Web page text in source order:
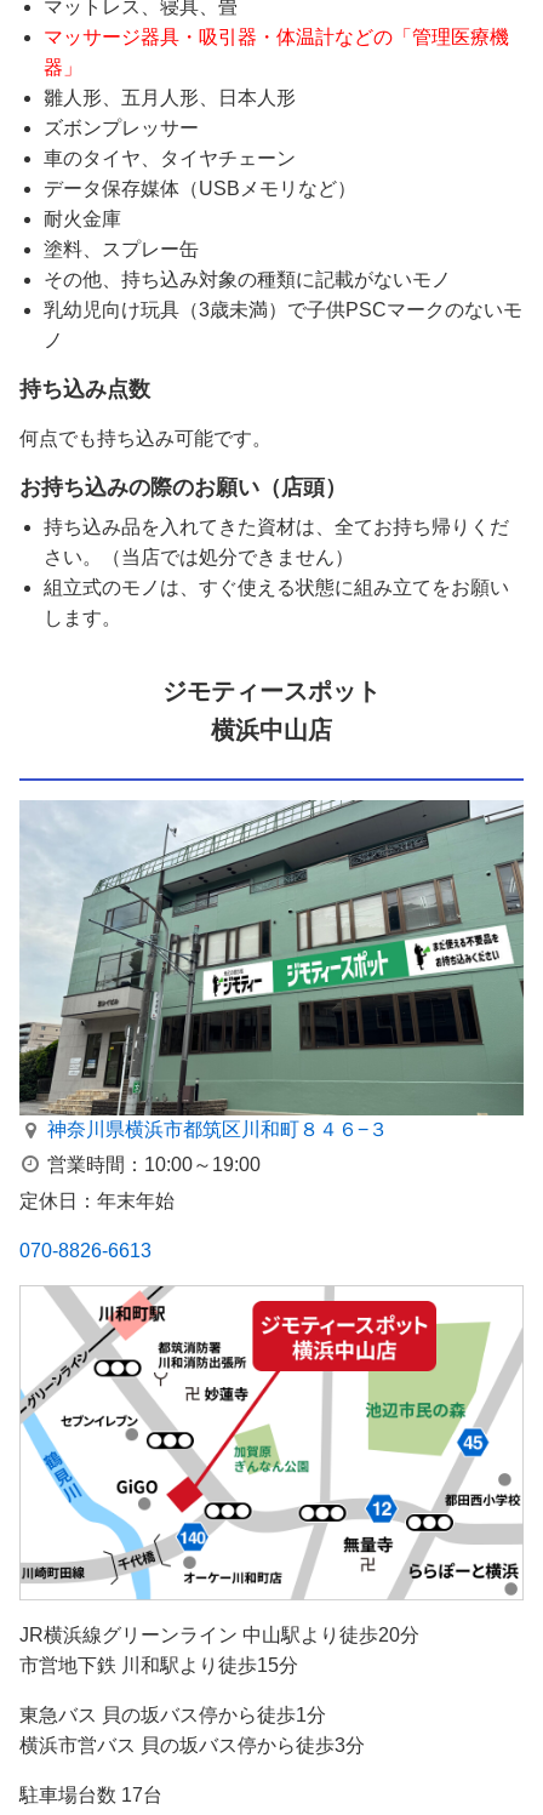
マットレス、寝具、畳
マッサージ器具・吸引器・体温計などの「管理医療機
器」
雛人形、五月人形、日本人形
ズボンプレッサー
車のタイヤ、タイヤチェーン
データ保存媒体（USBメモリなど）
耐火金庫
塗料、スプレー缶
その他、持ち込み対象の種類に記載がないモノ
乳幼児向け玩具（3歳未満）で子供PSCマークのないモ
ノ
持ち込み点数
何点でも持ち込み可能です。
お持ち込みの際のお願い（店頭）
持ち込み品を入れてきた資材は、全てお持ち帰りくだ
さい。（当店では処分できません）
組立式のモノは、すぐ使える状態に組み立てをお願い
します。
ジモティースポット
横浜中山店
神奈川県横浜市都筑区川和町８４６−３
営業時間：10:00～19:00
定休日：年末年始
070-8826-6613
JR横浜線グリーンライン 中山駅より徒歩20分
市営地下鉄 川和駅より徒歩15分
東急バス 貝の坂バス停から徒歩1分
横浜市営バス 貝の坂バス停から徒歩3分
駐車場台数 17台